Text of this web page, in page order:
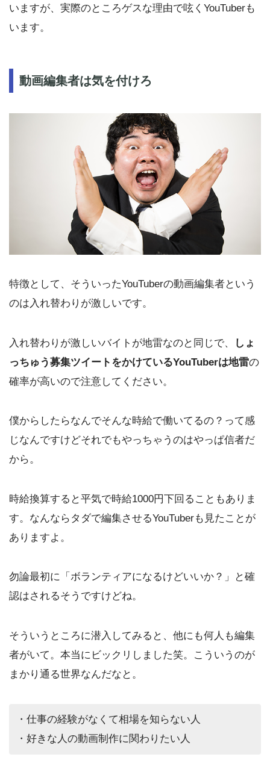
いますが、実際のところゲスな理由で呟くYouTuberも
います。
動画編集者は気を付けろ
特徴として、そういったYouTuberの動画編集者という
のは入れ替わりが激しいです。
入れ替わりが激しいバイトが地雷なのと同じで、
しょ
っちゅう募集ツイートをかけているYouTuberは地雷の
確率が高いので注意してください。
僕からしたらなんでそんな時給で働いてるの？って感
じなんですけどそれでもやっちゃうのはやっぱ信者だ
から。
時給換算すると平気で時給1000円下回ることもありま
す。なんならタダで編集させるYouTuberも見たことが
ありますよ。
勿論最初に「ボランティアになるけどいいか？」と確
認はされるそうですけどね。
そういうところに潜入してみると、他にも何人も編集
者がいて。本当にビックリしました笑。こういうのが
まかり通る世界なんだなと。
・仕事の経験がなくて相場を知らない人
・好きな人の動画制作に関わりたい人